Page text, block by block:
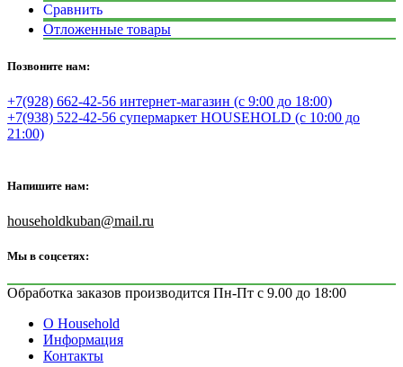
Сравнить
Отложенные товары
Позвоните нам:
+7(928) 662-42-56 интернет-магазин (с 9:00 до 18:00)
+7(938) 522-42-56 супермаркет HOUSEHOLD (с 10:00 до
21:00)
Напишите нам:
householdkuban@mail.ru
Мы в соцсетях:
Обработка заказов производится Пн-Пт с 9.00 до 18:00
О Household
Информация
Контакты